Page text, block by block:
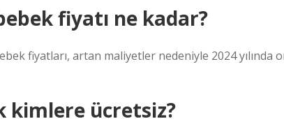
fiyatı ne kadar?
fiyatları, artan maliyetler nedeniyle 2024 yılında
kimlere ücretsiz?